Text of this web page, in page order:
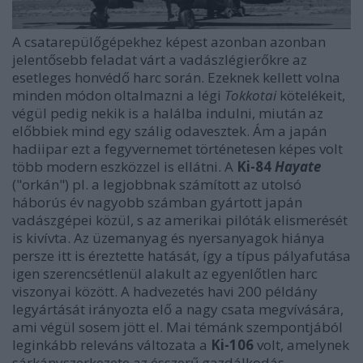
A csatarepülőgépekhez képest azonban azonban
jelentősebb feladat várt a vadászlégierőkre az
esetleges honvédő harc során. Ezeknek kellett volna
minden módon oltalmazni a légi Tokkotai kötelékeit,
végül pedig nekik is a halálba indulni, miután az
előbbiek mind egy szálig odavesztek. Ám a japán
hadiipar ezt a fegyvernemet történetesen képes volt
több modern eszközzel is ellátni. A Ki-84Hayate
("orkán") pl. a legjobbnak számított az utolsó
háborús év nagyobb számban gyártott japán
vadászgépei közül, s az amerikai pilóták elismerését
is kivívta. Az üzemanyag és nyersanyagok hiánya
persze itt is éreztette hatását, így a típus pályafutása
igen szerencsétlenül alakult az egyenlőtlen harc
viszonyai között. A hadvezetés havi 200 példány
legyártását irányozta elő a nagy csata megvívására,
ami végül sosem jött el. Mai témánk szempontjából
leginkább releváns változata a Ki-106volt, amelynek